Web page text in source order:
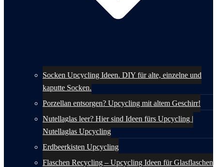
Socken Upcycling Ideen. DIY für alte, einzelne und
kaputte Socken.
Porzellan entsorgen? Upcycling mit altem Geschirr!
Nutellaglas leer? Hier sind Ideen fürs Upcycling |
Nutellaglas Upcycling
Erdbeerkisten Upcycling
Flaschen Recycling – Upcycling Ideen für Glasflaschen